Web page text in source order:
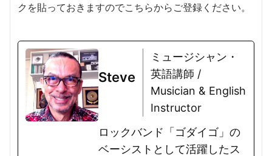
クを貼っておきますのでこちらからご登録ください。
Steve
ミュージシャン・
英語講師 /
Musician & English
Instructor
ロックバンド「ゴダイゴ」の
ベーシストとして活躍したス